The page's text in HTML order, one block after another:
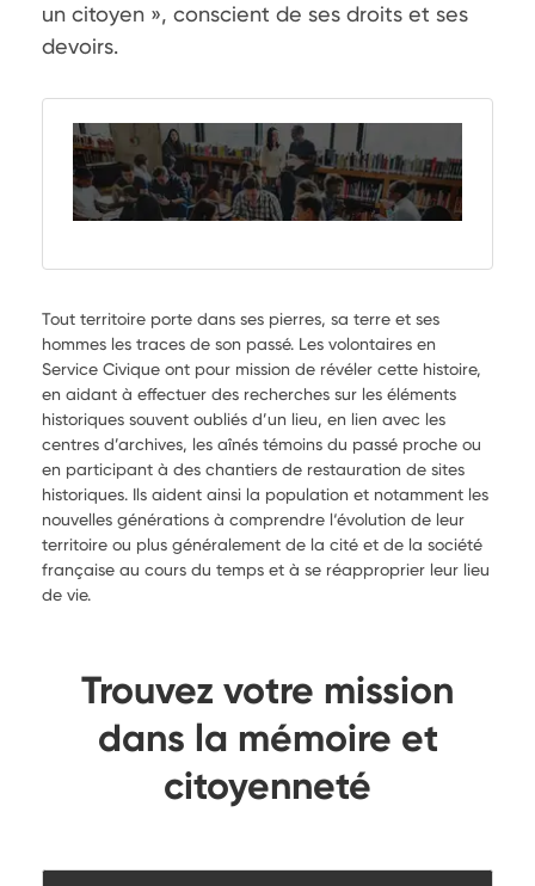
un citoyen », conscient de ses droits et ses
devoirs.
Tout territoire porte dans ses pierres, sa terre et ses
hommes les traces de son passé. Les volontaires en
Service Civique ont pour mission de révéler cette histoire,
en aidant à effectuer des recherches sur les éléments
historiques souvent oubliés d’un lieu, en lien avec les
centres d’archives, les aînés témoins du passé proche ou
en participant à des chantiers de restauration de sites
historiques. Ils aident ainsi la population et notamment les
nouvelles générations à comprendre l‘évolution de leur
territoire ou plus généralement de la cité et de la société
française au cours du temps et à se réapproprier leur lieu
de vie.
Trouvez votre mission
dans la mémoire et
citoyenneté